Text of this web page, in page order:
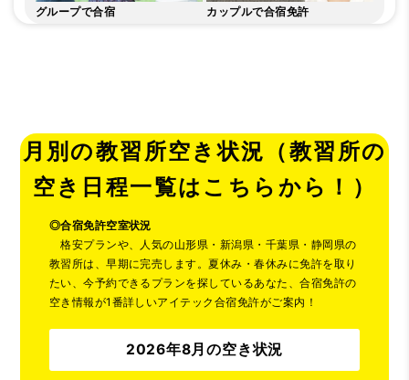
グループで合宿 カップルで合宿免許
月別の教習所空き状況（教習所の
空き日程一覧はこちらから！）
◎合宿免許空室状況
格安プランや、人気の山形県・新潟県・千葉県・静岡県の
教習所は、早期に完売します。夏休み・春休みに免許を取り
たい、今予約できるプランを探しているあなた、合宿免許の
空き情報が1番詳しいアイテック合宿免許がご案内！
2026年8月の空き状況